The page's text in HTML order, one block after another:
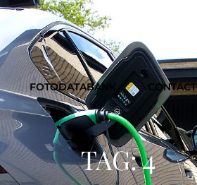
FOTODATABANK CONTACT
TAG:4